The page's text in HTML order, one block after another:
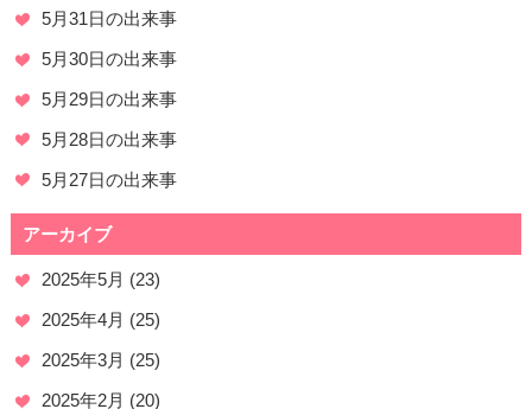
5月31日の出来事
5月30日の出来事
5月29日の出来事
5月28日の出来事
5月27日の出来事
アーカイブ
2025年5月 (23)
2025年4月 (25)
2025年3月 (25)
2025年2月 (20)